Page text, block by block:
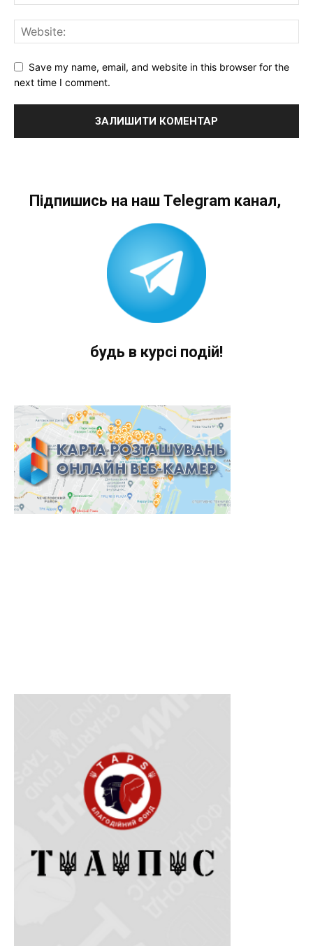
Save my name, email, and website in this browser for the
next time I comment.
Підпишись на наш Telegram канал,
будь в курсі подій!